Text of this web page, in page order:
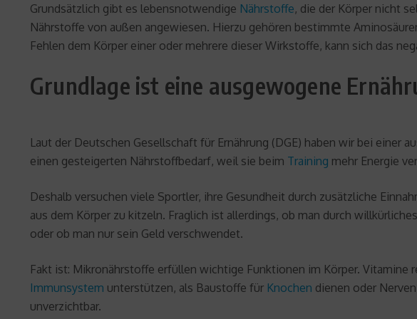
Grundsätzlich gibt es lebensnotwendige Nährstoffe, die der Körper nicht
Nährstoffe von außen angewiesen. Hierzu gehören bestimmte
Fehlen dem Körper einer oder mehrere dieser Wirkstoffe, kann sich das
Grundlage ist eine ausgewogene
Laut der Deutschen Gesellschaft für Ernährung (DGE) haben wir bei einer
einen gesteigerten Nährstoffbedarf, weil sie beim Training mehr Energie
Deshalb versuchen viele Sportler, ihre Gesundheit durch zusätzliche
aus dem Körper zu kitzeln. Fraglich ist allerdings, ob man durch
oder ob man nur sein Geld verschwendet.
Fakt ist: Mikronährstoffe erfüllen wichtige Funktionen im Körper. Vitamine
Immunsystem unterstützen, als Baustoffe für Knochen dienen oder
unverzichtbar.